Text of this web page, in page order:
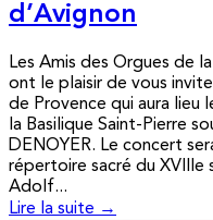
d’Avignon
Les Amis des Orgues de
ont le plaisir de vous
de Provence qui aura lieu
la Basilique Saint-Pierre
DENOYER. Le concert
répertoire sacré du XVIIIe
Adolf...
Lire la suite →